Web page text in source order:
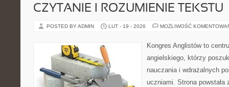
CZYTANIE I ROZUMIENIE TEKSTU
POSTED BY ADMIN LUT - 19 - 2026 MOŻLIWOŚĆ
Kongres Anglistów to
angielskiego, którzy
nauczania i wdrażalnych
uczniami. Strona